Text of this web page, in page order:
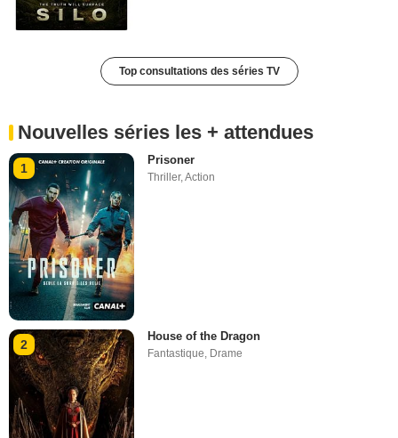
Top consultations des séries TV
Nouvelles séries les + attendues
1
Prisoner
Thriller,Action
2
House of the Dragon
Fantastique, Drame